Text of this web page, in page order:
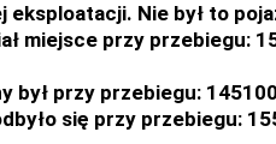
eksploatacji. Nie był to
miejsce przy przebiegu:
był przy przebiegu:
się przy przebiegu: